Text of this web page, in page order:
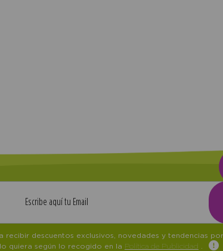
recibir descuentos exclusivos, novedades y tendencias
quiera según lo recogido en la Política de Publicidad